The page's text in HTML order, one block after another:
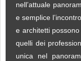
nell’attuale
e semplice
e architetti
quelli dei
unica nel